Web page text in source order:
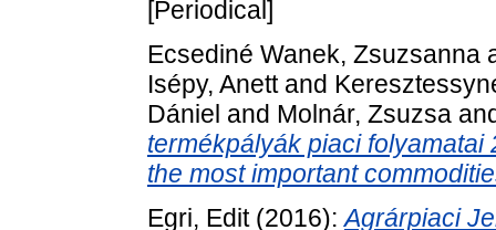
[Periodical]
Ecsediné Wanek, Zsuzsanna
Isépy, Anettand
Dániel and Molnár, Zsuzsa
termékpályák piaci
the most important
Egri, Edit(2016):Agrárpiaci